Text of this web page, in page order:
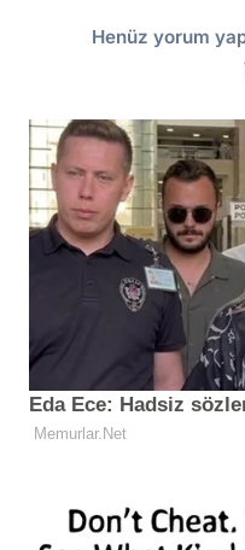
Henüz yorum